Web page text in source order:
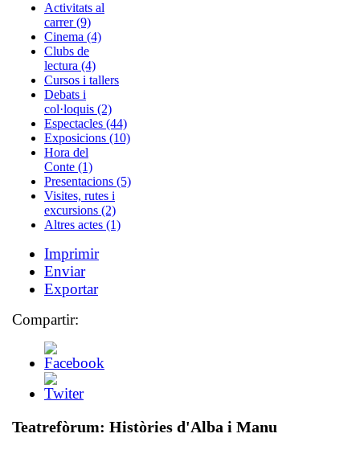
Activitats al
carrer (9)
Cinema (4)
Clubs de
lectura (4)
Cursos i tallers
Debats i
col·loquis (2)
Espectacles (44)
Exposicions (10)
Hora del
Conte (1)
Presentacions (5)
Visites, rutes i
excursions (2)
Altres actes (1)
Imprimir
Enviar
Exportar
Compartir:
Teatrefòrum: Històries d'Alba i Manu